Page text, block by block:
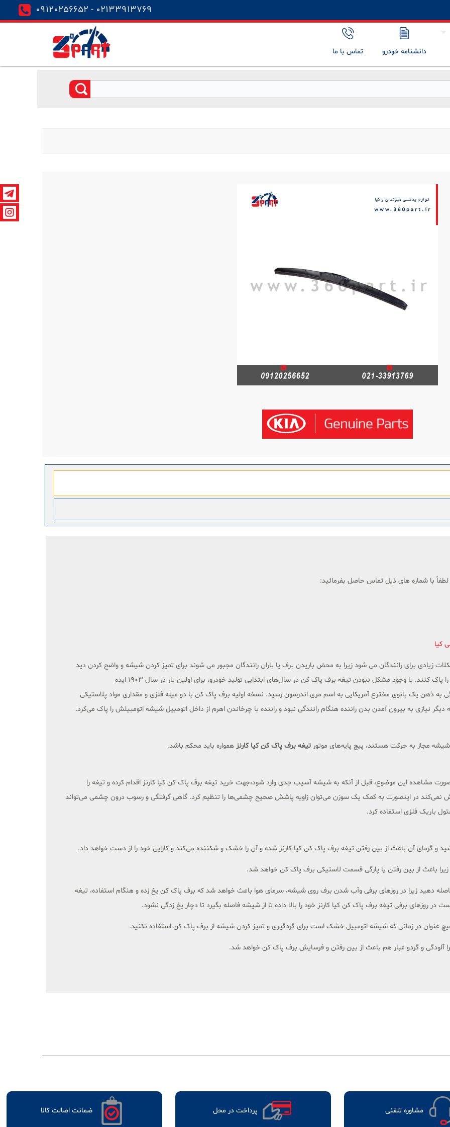
02133913769 - 09120256652
دانشنامه خودرو تماس با ما
با شماره های ذیل تماس حاصل بفرمائید:
کیا
زیادی برای رانندگان می شود زیرا به محض باریدن برف یا باران رانندگان مجبور می شوند برای تمیز کردن شیشه و واضح کردن دید
خود، بدن خود را از پنجره ماشین بیرون ببرند و شیشه جلو را پاک کنند. با وجود مشکل نبودن تیغه برف پاک کن در سال‌های ابتدایی تولید خودرو، برای اولین بار در سال 1903 ایده
به ذهن یک بانوی مخترع آمریکایی به اسم مری اندرسون رسید. نسخه اولیه برف پاک کن با دو میله فلزی و مقداری مواد پلاستیکی
نیازی به بیرون آمدن بدن راننده هنگام رانندگی نبود و راننده با چرخاندن اهرم از داخل اتومبیل شیشه اتومبیلش را پاک می‌کرد.
مجاز به حرکت هستند، پیچ‌ پایه‌های موتورتیغه برف پاک کن کیا کارنز همواره باید محکم باشد.
مشاهده این موضوع، قبل از آنکه به شیشه آسیب جدی وارد شود،جهت خرید تیغه برف پاک کن کیا کارنز اقدام کرده و تیغه را
در اینصورت به کمک یک سوزن می‌توان زاویه پاشش صحیح چشمی‌ها را تنظیم کرد. گاهی گرفتگی و رسوب درون چشمی می‌تواند
باریک فلزی استفاده کرد.
و گرمای آن باعث از بین رفتن تیغه برف پاک کن کیا کارنز شده و آن را خشک و شکننده می‌کند و کارایی خود را از دست خواهد داد.
زیرا باعث از بین رفتن یا پارگی قسمت لاستیکی برف پاک کن خواهد شد.
دهید زیرا در روزهای برفی وآب شدن برف روی شیشه، سرمای هوا باعث خواهد شد که برف پاک کن یخ زده و هنگام استفاده، تیغه
روزهای برفی تیغه برف پاک کن کیا کارنز خود را بالا داده تا از شیشه فاصله بگیرد تا دچار یخ زدگی نشود.
عنوان در زمانی که شیشه اتومبیل خشک است برای گردگیری و تمیز کردن شیشه از برف پاک کن استفاده نکنید.
آلودگی و گردو غبار هم باعث از بین رفتن و فرسایش برف پاک کن خواهد شد.
مشاوره تلفنی پرداخت در محل ضمانت اصالت کالا